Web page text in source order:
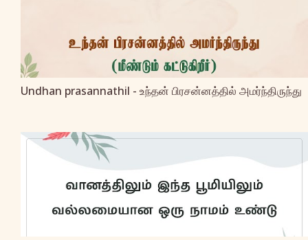
Undhan prasannathil - உந்தன் பிரசன்னத்தில் அமர்ந்திருந்து